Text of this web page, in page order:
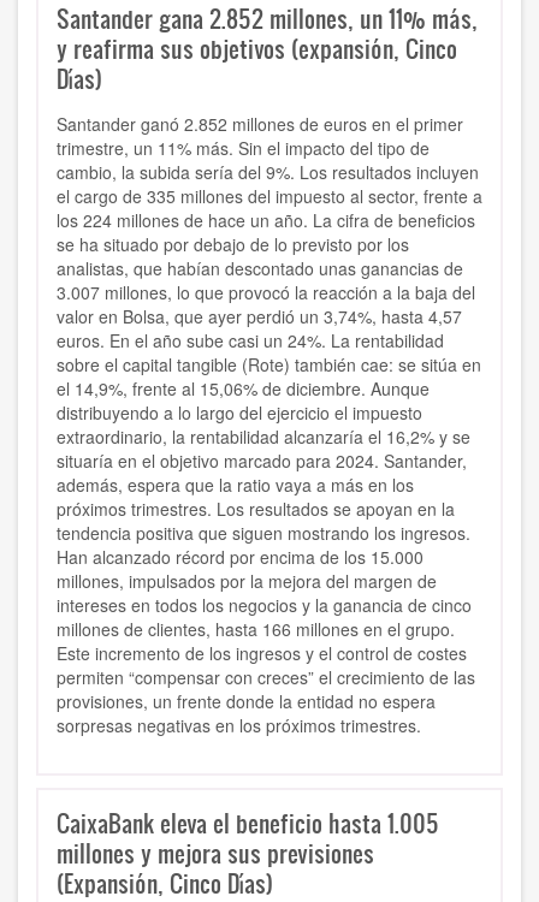
Santander gana 2.852 millones, un 11% más,
y reafirma sus objetivos (expansión, Cinco
Días)
Santander ganó 2.852 millones de euros en el primer
trimestre, un 11% más. Sin el impacto del tipo de
cambio, la subida sería del 9%. Los resultados incluyen
el cargo de 335 millones del impuesto al sector, frente a
los 224 millones de hace un año. La cifra de beneficios
se ha situado por debajo de lo previsto por los
analistas, que habían descontado unas ganancias de
3.007 millones, lo que provocó la reacción a la baja del
valor en Bolsa, que ayer perdió un 3,74%, hasta 4,57
euros. En el año sube casi un 24%. La rentabilidad
sobre el capital tangible (Rote) también cae: se sitúa en
el 14,9%, frente al 15,06% de diciembre. Aunque
distribuyendo a lo largo del ejercicio el impuesto
extraordinario, la rentabilidad alcanzaría el 16,2% y se
situaría en el objetivo marcado para 2024. Santander,
además, espera que la ratio vaya a más en los
próximos trimestres. Los resultados se apoyan en la
tendencia positiva que siguen mostrando los ingresos.
Han alcanzado récord por encima de los 15.000
millones, impulsados por la mejora del margen de
intereses en todos los negocios y la ganancia de cinco
millones de clientes, hasta 166 millones en el grupo.
Este incremento de los ingresos y el control de costes
permiten “compensar con creces” el crecimiento de las
provisiones, un frente donde la entidad no espera
sorpresas negativas en los próximos trimestres.
CaixaBank eleva el beneficio hasta 1.005
millones y mejora sus previsiones
(Expansión, Cinco Días)